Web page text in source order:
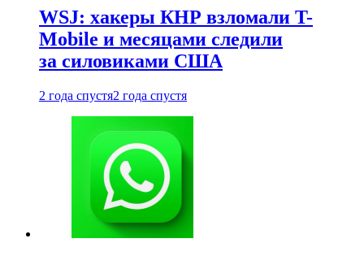
WSJ: хакеры КНР взломали T-
Mobile и месяцами следили
за силовиками США
2 года спустя2 года спустя